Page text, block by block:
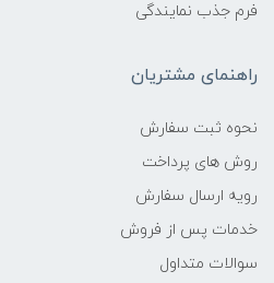
فرم جذب نمایندگی
راهنمای مشتریان
نحوه ثبت سفارش
روش های پرداخت
رویه ارسال سفارش
خدمات پس از فروش
سوالات متداول